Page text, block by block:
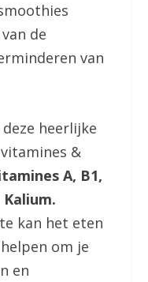
de
van
heerlijke
&
A, B1,
Kalium.
kan het eten
om je
en